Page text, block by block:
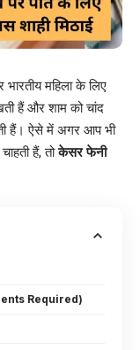
महिला के लिए
हैं और शाम को चांद
हैं। ऐसे में अगर आप भी
हैं, तोकेसर फेनी
Required)